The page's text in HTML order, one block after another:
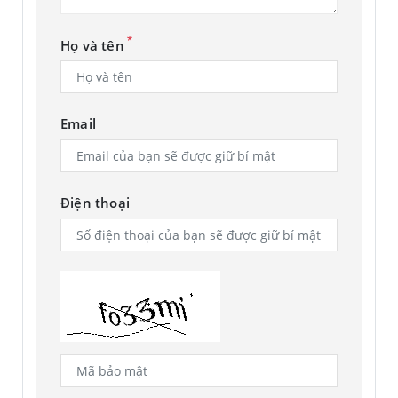
Về hiệu năng, Galaxy A23 5G đi kèm vi xử lý Snapdragon
695, một con chip tầm trung hỗ trợ 5G với mức hiệu năng
Việt Nam có dung lượng RAM 4GB hoặc 6GB, bộ nhớ lưu trữ
128GB, có hỗ trợ thẻ nhớ mở rộng. Máy có viên pin
5000mah, hỗ trợ sạc nhanh 25W. Giá bán lẻ đề nghị của
cho tuỳ chọn RAM 4GB và 6.99 triệu đồng cho tuỳ chọn
RAM 6GB.
Họ và tên *
Email
Điện thoại